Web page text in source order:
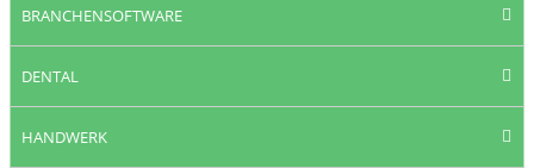
BRANCHENSOFTWARE
DENTAL
HANDWERK